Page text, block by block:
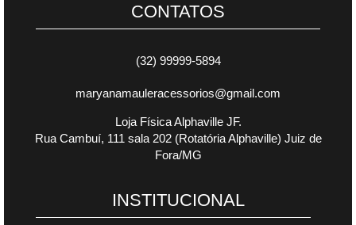
CONTATOS
(32) 99999-5894
maryanamauleracessorios@gmail.com
Loja Física Alphaville JF.
Rua Cambuí, 111 sala 202 (Rotatória Alphaville) Juiz de
Fora/MG
INSTITUCIONAL